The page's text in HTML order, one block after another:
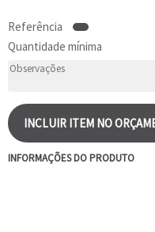
Referência
Quantidade mínima
INCLUIR ITEM NO
INFORMAÇÕES DO PRODUTO